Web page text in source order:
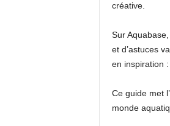
créative.
Sur
et d’astuces
en inspiration
Ce guide met
monde